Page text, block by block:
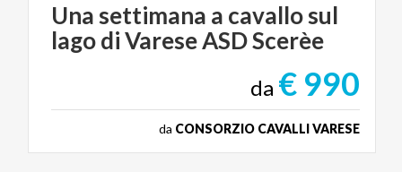
Una settimana a cavallosul
lagodiVareseASDScerèe
da € 990
da CONSORZIO CAVALLI VARESE